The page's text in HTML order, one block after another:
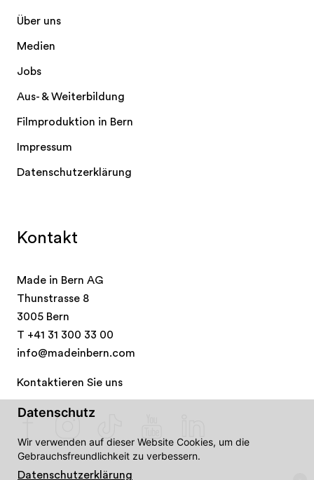
Kontakt
Made in Bern AG
Thunstrasse 8
3005 Bern
T +41 31 300 33 00
info@madeinbern.com
Kontaktieren Sie uns
Über uns
Medien
Jobs
Aus- & Weiterbildung
Filmproduktion in Bern
Impressum
Datenschutzerklärung
Datenschutz
Wir verwenden auf dieser Website Cookies, um die
Gebrauchsfreundlichkeit zu verbessern.
Datenschutzerklärung